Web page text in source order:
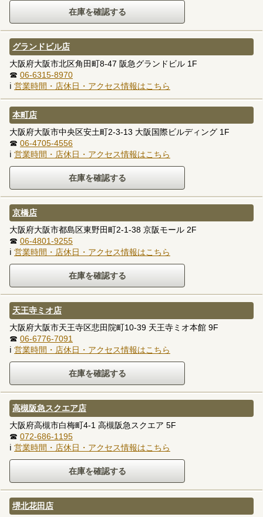
グランドビル店
大阪府大阪市北区角田町8-47 阪急グランドビル 1F
☎ 06-6315-8970
ℹ 営業時間・店休日・アクセス情報はこちら
本町店
大阪府大阪市中央区安土町2-3-13 大阪国際ビルディング 1F
☎ 06-4705-4556
ℹ 営業時間・店休日・アクセス情報はこちら
京橋店
大阪府大阪市都島区東野田町2-1-38 京阪モール 2F
☎ 06-4801-9255
ℹ 営業時間・店休日・アクセス情報はこちら
天王寺ミオ店
大阪府大阪市天王寺区悲田院町10-39 天王寺ミオ本館 9F
☎ 06-6776-7091
ℹ 営業時間・店休日・アクセス情報はこちら
高槻阪急スクエア店
大阪府高槻市白梅町4-1 高槻阪急スクエア 5F
☎ 072-686-1195
ℹ 営業時間・店休日・アクセス情報はこちら
堺北花田店